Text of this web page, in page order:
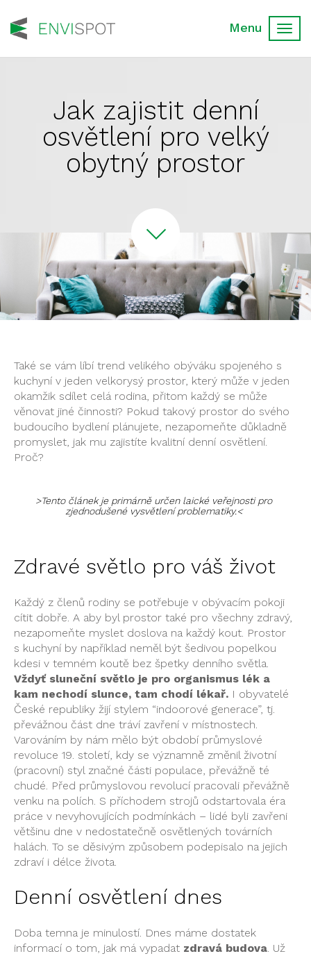
Jak zajistit denní
osvětlení pro velký
obytný prostor
Také se vám líbí trend velikého obýváku spojeného s
kuchyní v jeden velkorysý prostor, který může v jeden
okamžik sdílet celá rodina, přitom každý se může
věnovat jiné činnosti? Pokud takový prostor do svého
budoucího bydlení plánujete, nezapomeňte důkladně
promyslet, jak mu zajistíte kvalitní denní osvětlení.
Proč?
>Tento článek je primárně určen laické veřejnosti pro
zjednodušené vysvětlení problematiky.<
Zdravé světlo pro váš život
Každý z členů rodiny se potřebuje v obývacím pokoji
cítit dobře. A aby byl prostor také pro všechny zdravý,
nezapomeňte myslet doslova na každý kout. Prostor
s kuchyní by například neměl být šedivou popelkou
kdesi v temném koutě bez špetky denního světla.
Vždyť sluneční světlo je pro organismus lék a
kam nechodí slunce, tam chodí lékař. I obyvatelé
České republiky žijí stylem “indoorové generace”, tj.
převážnou část dne tráví zavření v místnostech.
Varováním by nám mělo být období průmyslové
revoluce 19. století, kdy se významně změnil životní
(pracovní) styl značné části populace, převážně té
chudé. Před průmyslovou revolucí pracovali převážně
venku na polích. S příchodem strojů odstartovala éra
práce v nevyhovujících podmínkách – lidé byli zavřeni
většinu dne v nedostatečně osvětlených továrních
halách. To se děsivým způsobem podepisalo na jejich
zdraví i délce života.
Denní osvětlení dnes
Doba temna je minulostí. Dnes máme dostatek
informací o tom, jak má vypadat zdravá budova. Už